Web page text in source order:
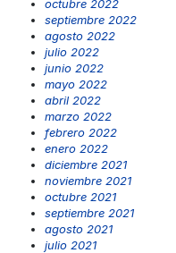
octubre 2022
septiembre 2022
agosto 2022
julio 2022
junio 2022
mayo 2022
abril 2022
marzo 2022
febrero 2022
enero 2022
diciembre 2021
noviembre 2021
octubre 2021
septiembre 2021
agosto 2021
julio 2021